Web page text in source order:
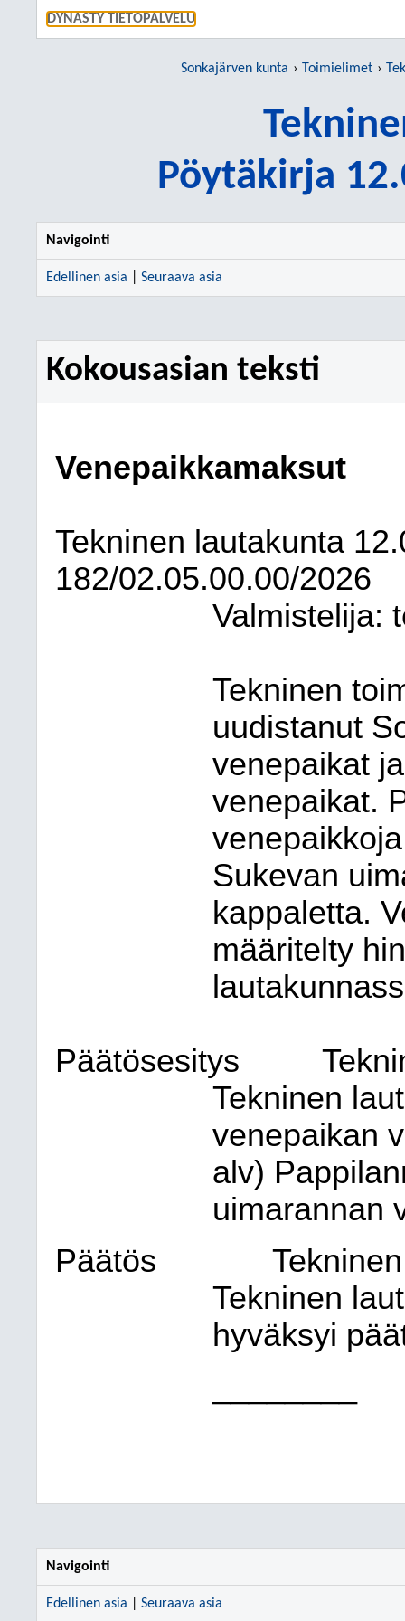
DYNASTY TIETOPALVELU
Sonkajärven kunta Toimielimet
Pöytäkirja
Navigointi
Edellinen asia Seuraava asia
Kokousasian teksti
Venepaikkamaksut
Tekninen lautakunta
182/02.05.00.00/2026
Valmistelija:
Tekninen
uudistanut
venepaikat
venepaikat.
Sukevan
kappaletta.
määritelty
Päätösesitys
Tekninen
venepaikan
alv)
uimarannan
Päätös
Tekninen
hyväksyi
Navigointi
Edellinen asia Seuraava asia